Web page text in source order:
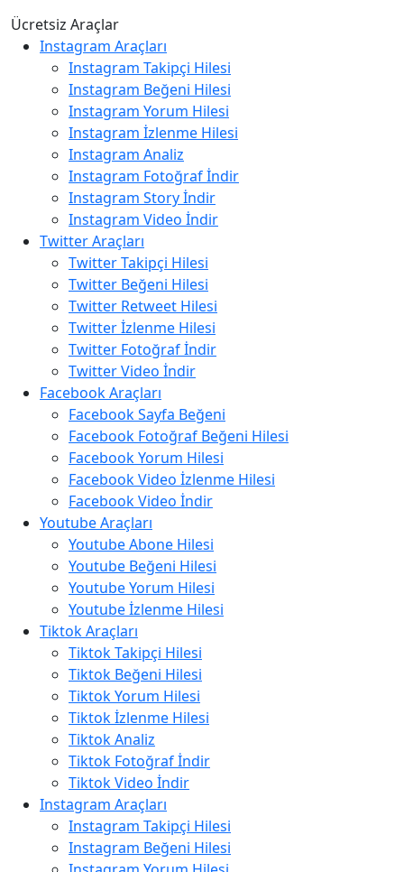
Ücretsiz Araçlar
Instagram Araçları
Instagram Takipçi Hilesi
Instagram Beğeni Hilesi
Instagram Yorum Hilesi
Instagram İzlenme Hilesi
Instagram Analiz
Instagram Fotoğraf İndir
Instagram Story İndir
Instagram Video İndir
Twitter Araçları
Twitter Takipçi Hilesi
Twitter Beğeni Hilesi
Twitter Retweet Hilesi
Twitter İzlenme Hilesi
Twitter Fotoğraf İndir
Twitter Video İndir
Facebook Araçları
Facebook Sayfa Beğeni
Facebook Fotoğraf Beğeni Hilesi
Facebook Yorum Hilesi
Facebook Video İzlenme Hilesi
Facebook Video İndir
Youtube Araçları
Youtube Abone Hilesi
Youtube Beğeni Hilesi
Youtube Yorum Hilesi
Youtube İzlenme Hilesi
Tiktok Araçları
Tiktok Takipçi Hilesi
Tiktok Beğeni Hilesi
Tiktok Yorum Hilesi
Tiktok İzlenme Hilesi
Tiktok Analiz
Tiktok Fotoğraf İndir
Tiktok Video İndir
Instagram Araçları
Instagram Takipçi Hilesi
Instagram Beğeni Hilesi